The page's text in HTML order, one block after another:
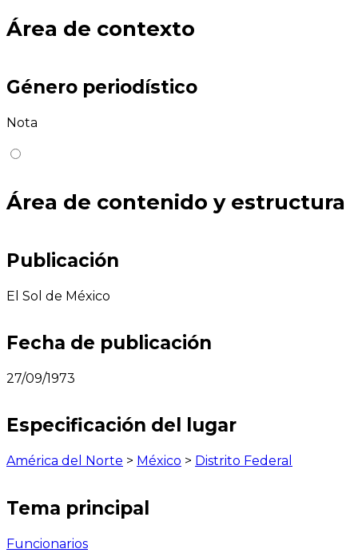
Área de contexto
Género periodístico
Nota
Área de contenido y estructura
Publicación
El Sol de México
Fecha de publicación
27/09/1973
Especificación del lugar
América del Norte > México > Distrito Federal
Tema principal
Funcionarios